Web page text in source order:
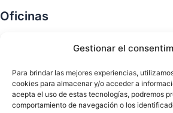
Gestionar el
Para brindar las mejores experiencias,
cookies para almacenar y/o acceder a
acepta el uso de estas tecnologías, podremos
comportamiento de navegación o los
Oficinas
Oficinas en Barcelona
Oficinas en La Coruña
Oficinas en Murcia
Oficinas en Santander